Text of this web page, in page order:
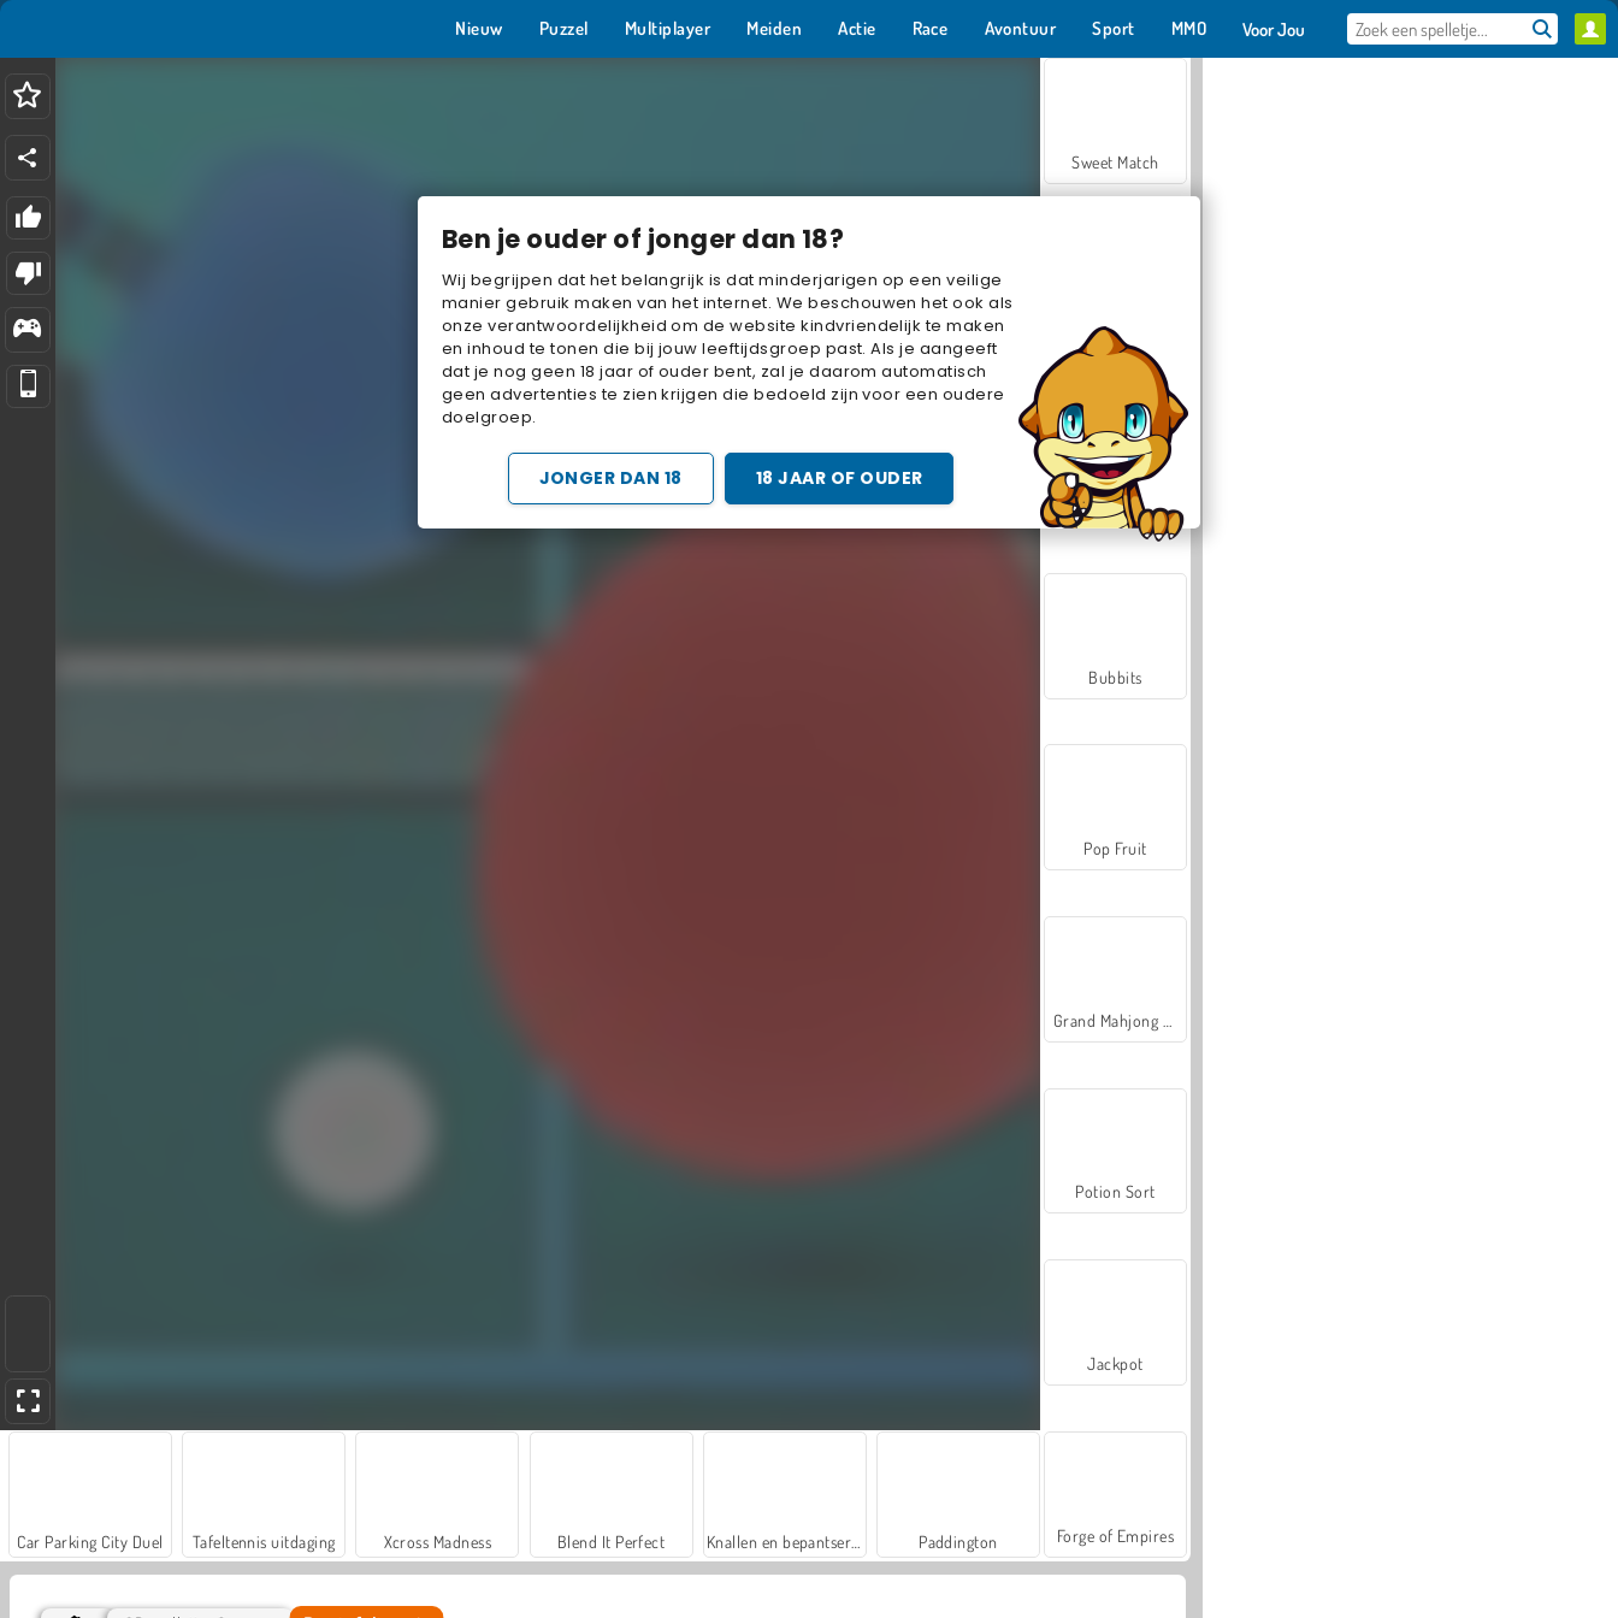
Ben je ouder of jonger dan 18?
Wij begrijpen dat het belangrijk is dat minderjarigen op een veilige
manier gebruik maken van het internet. We beschouwen het ook als
onze verantwoordelijkheid om de website kindvriendelijk te maken
en inhoud te tonen die bij jouw leeftijdsgroep past. Als je aangeeft
dat je nog geen 18 jaar of ouder bent, zal je daarom automatisch
geen advertenties te zien krijgen die bedoeld zijn voor een oudere
doelgroep.
JONGER DAN 18 18 JAAR OF OUDER
Nieuw Puzzel Multiplayer Meiden Actie Race Avontuur Sport MMO Voor Jou
Car Parking City Duel Tafeltennis uitdaging Xcross Madness Blend It Perfect Paddington
Sweet Match
Zen Solitaire
Farmerama
Bubbits
Pop Fruit
Potion Sort
Jackpot
Forge of Empires